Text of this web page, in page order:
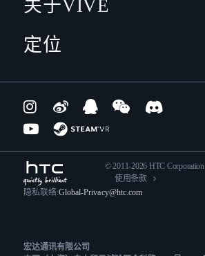
关于VIVE
定位
© 2011-2026 HTC Corporation
使用条款
隐私联络:Global-Privacy@htc.com
宏达通讯有限公司